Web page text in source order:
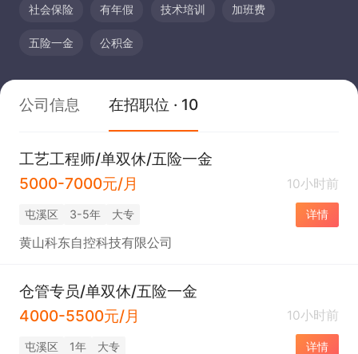
社会保险 有年假 技术培训 加班费
五险一金 公积金
公司信息 在招职位 · 10
工艺工程师/单双休/五险一金
5000-7000元/月
10小时前
屯溪区 3-5年 大专 详情
黄山科东自控科技有限公司
仓管专员/单双休/五险一金
4000-5500元/月
10小时前
屯溪区 1年 大专 详情